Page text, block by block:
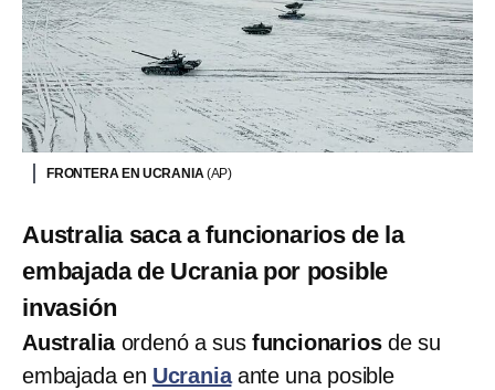
FRONTERA EN UCRANIA(AP)
Australia saca a funcionarios de la
embajada de Ucrania por posible
invasión
Australiaordenó a sus funcionariosde su
embajada en Ucraniaante una posible